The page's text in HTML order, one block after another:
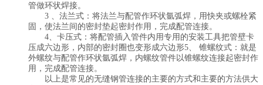
管做环状焊接。
3 、法兰式：将法兰与配管作环状氩弧焊，用快夹或螺栓紧
固，使法兰间的密封垫起密封作用，完成配管连接。
4、卡压式：将配管插入管件内用专用的安装工具把管壁卡
压成六边形，内部的密封圈也变形成六边形5、 锥螺纹式：就是
外螺纹与配管作环状氩弧焊，内螺纹管件以锥螺纹连接起密封作
用，完成配管连接。
以上是常见的无缝钢管连接的主要的方式和主要的方法供大